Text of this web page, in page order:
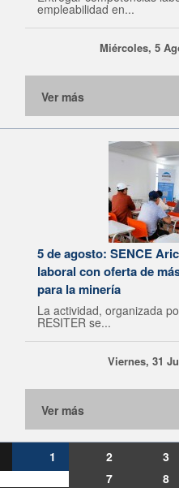
empleabilidad en...
Miércoles, 5
Ver más
5 de agosto: SENCE
laboral con oferta de
para la minería
La actividad, organizada
RESITER se...
Viernes, 31
Ver más
1 2 3
7
8